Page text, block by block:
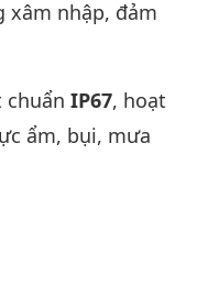
xâm nhập, đảm
chuẩn IP67, hoạt
ẩm, bụi, mưa